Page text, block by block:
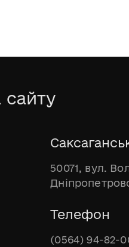
50071, вул.
Телефон
(0564) 94-82-